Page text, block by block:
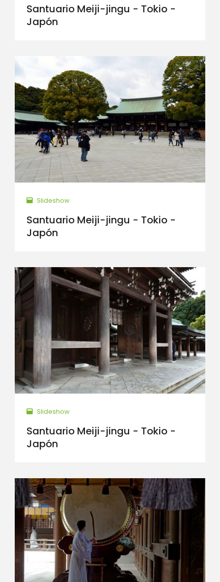
Santuario Meiji-jingu - Tokio -
Japón
Slideshow
Santuario Meiji-jingu - Tokio -
Japón
Slideshow
Santuario Meiji-jingu - Tokio -
Japón